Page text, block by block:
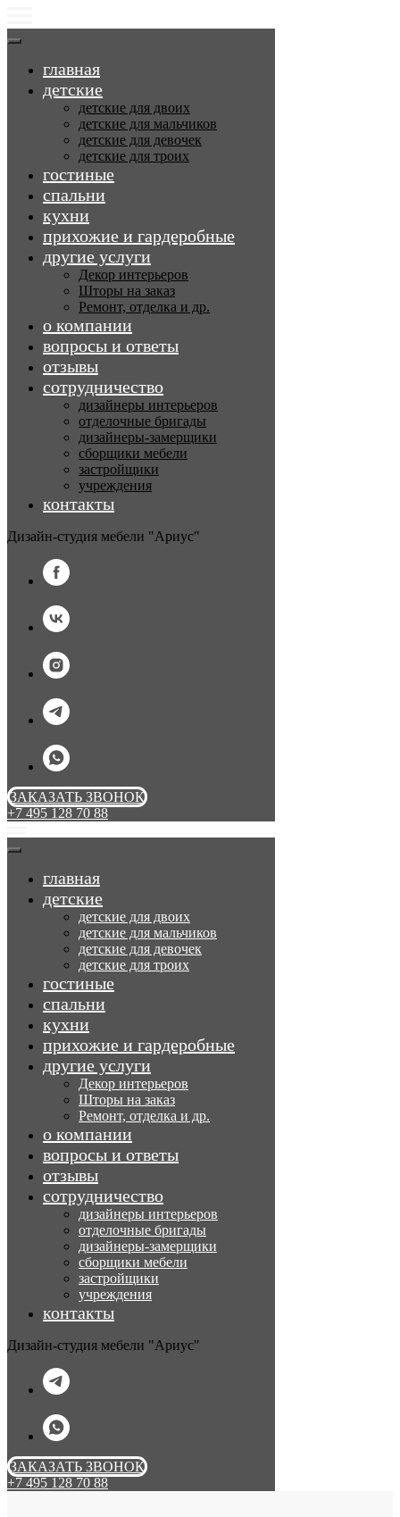
главная
детские
детские для двоих
детские для мальчиков
детские для девочек
детские для троих
гостиные
спальни
кухни
прихожие и гардеробные
другие услуги
Декор интерьеров
Шторы на заказ
Ремонт, отделка и др.
о компании
вопросы и ответы
отзывы
сотрудничество
дизайнеры интерьеров
отделочные бригады
дизайнеры-замерщики
сборщики мебели
застройщики
учреждения
контакты
Дизайн-студия мебели "Ариус"
ЗАКАЗАТЬ ЗВОНОК
+7 495 128 70 88
главная
детские
детские для двоих
детские для мальчиков
детские для девочек
детские для троих
гостиные
спальни
кухни
прихожие и гардеробные
другие услуги
Декор интерьеров
Шторы на заказ
Ремонт, отделка и др.
о компании
вопросы и ответы
отзывы
сотрудничество
дизайнеры интерьеров
отделочные бригады
дизайнеры-замерщики
сборщики мебели
застройщики
учреждения
контакты
Дизайн-студия мебели "Ариус"
ЗАКАЗАТЬ ЗВОНОК
+7 495 128 70 88